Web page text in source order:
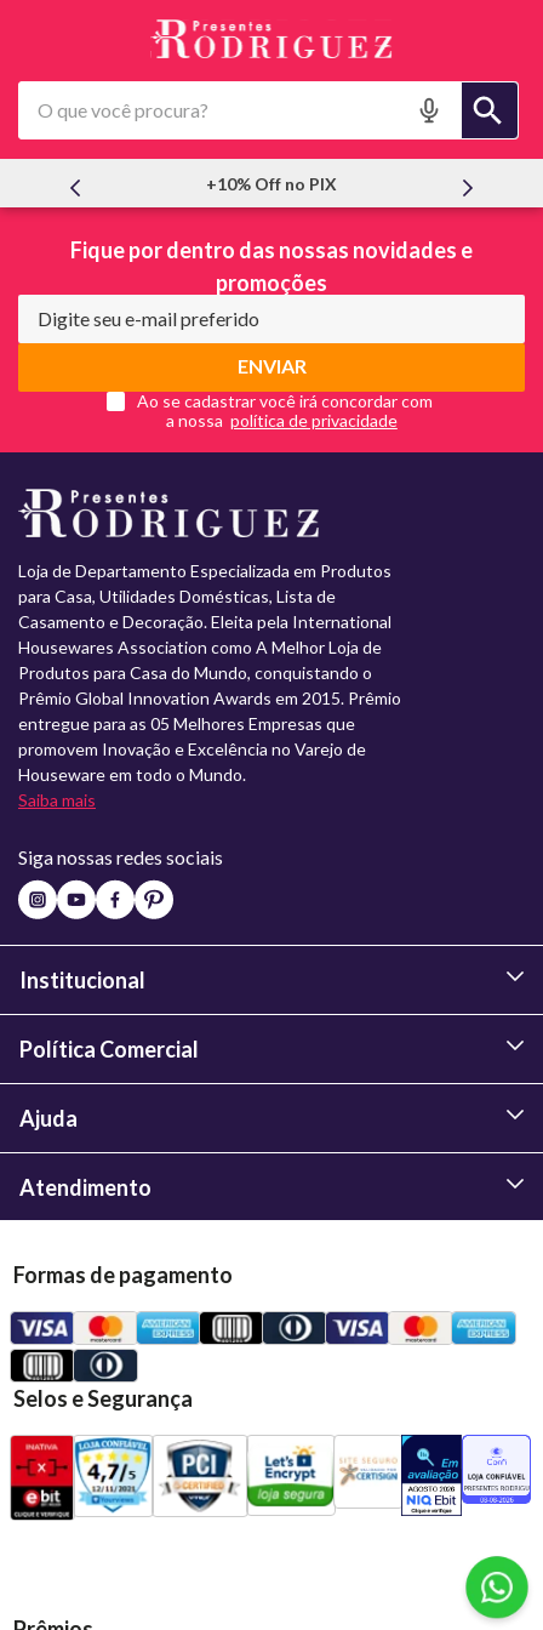
O que você procura?
+10% Off no PIX
Fique por dentro das nossas novidades e
promoções
ENVIAR
Ao se cadastrar você irá concordar com
a nossa
Loja de Departamento Especializada em Produtos
para Casa, Utilidades Domésticas, Lista de
Casamento e Decoração. Eleita pela International
Housewares Association como A Melhor Loja de
Produtos para Casa do Mundo, conquistando o
Prêmio Global Innovation Awards em 2015. Prêmio
entregue para as 05 Melhores Empresas que
promovem Inovação e Excelência no Varejo de
Houseware em todo o Mundo.
Saiba mais
Siga nossas redes sociais
Institucional
Política Comercial
Ajuda
Atendimento
Formas de pagamento
Selos e Segurança